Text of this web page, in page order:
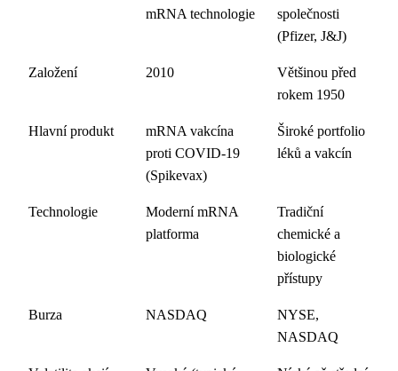
mRNA technologie
společnosti
(Pfizer, J&J)
Založení 2010
Většinou před
rokem 1950
Hlavní produkt
mRNA vakcína
proti COVID-19
(Spikevax)
Široké portfolio
léků a vakcín
Technologie
Moderní mRNA
platforma
Tradiční
chemické a
biologické
přístupy
Burza NASDAQ
NYSE,
NASDAQ